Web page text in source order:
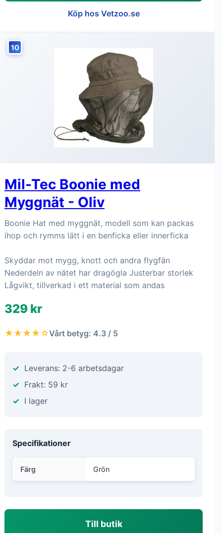
Köp hos Vetzoo.se
10
Mil-Tec Boonie med
Myggnät - Oliv
Boonie Hat med myggnät, modell som kan packas
ihop och rymms lätt i en benficka eller innerficka
Skyddar mot mygg, knott och andra flygfän
Nederdeln av nätet har dragögla Justerbar storlek
Lågvikt, tillverkad i ett material som andas
329 kr
★★★★☆Vårt betyg: 4.3 / 5
Leverans: 2-6 arbetsdagar
Frakt: 59 kr
I lager
Specifikationer
Färg Grön
Till butik